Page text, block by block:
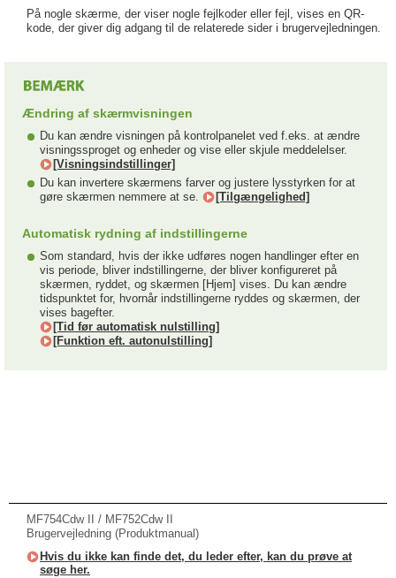
På nogle skærme, der viser nogle fejlkoder eller fejl, vises en QR-
kode, der giver dig adgang til de relaterede sider i brugervejledningen.
Ændring af skærmvisningen
Du kan ændre visningen på kontrolpanelet ved f.eks. at ændre
visningssproget og enheder og vise eller skjule meddelelser.
[Visningsindstillinger]
Du kan invertere skærmens farver og justere lysstyrken for at
gøre skærmen nemmere at se.
[Tilgængelighed]
Automatisk rydning af indstillingerne
Som standard, hvis der ikke udføres nogen handlinger efter en
vis periode, bliver indstillingerne, der bliver konfigureret på
skærmen, ryddet, og skærmen [Hjem] vises. Du kan ændre
tidspunktet for, hvornår indstillingerne ryddes og skærmen, der
vises bagefter.
[Tid før automatisk nulstilling]
[Funktion eft. autonulstilling]
MF754Cdw II / MF752Cdw II
Brugervejledning (Produktmanual)
Hvis du ikke kan finde det, du leder efter, kan du prøve at
søge her.